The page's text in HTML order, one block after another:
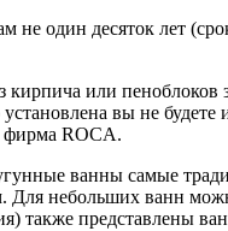
один десяток лет
или
вы не
фирма ROCA.
ванны самые
небольших ванн
представлены